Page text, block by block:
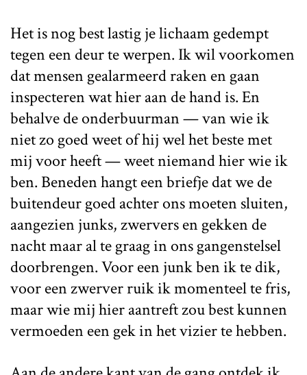
Het is nog best lastig je lichaam gedempt
tegen een deur te werpen. Ik wil voorkomen
dat mensen gealarmeerd raken en gaan
inspecteren wat hier aan de hand is. En
behalve de onderbuurman — van wie ik
niet zo goed weet of hij wel het beste met
mij voor heeft — weet niemand hier wie ik
ben. Beneden hangt een briefje dat we de
buitendeur goed achter ons moeten sluiten,
aangezien junks, zwervers en gekken de
nacht maar al te graag in ons gangenstelsel
doorbrengen. Voor een junk ben ik te dik,
voor een zwerver ruik ik momenteel te fris,
maar wie mij hier aantreft zou best kunnen
vermoeden een gek in het vizier te hebben.